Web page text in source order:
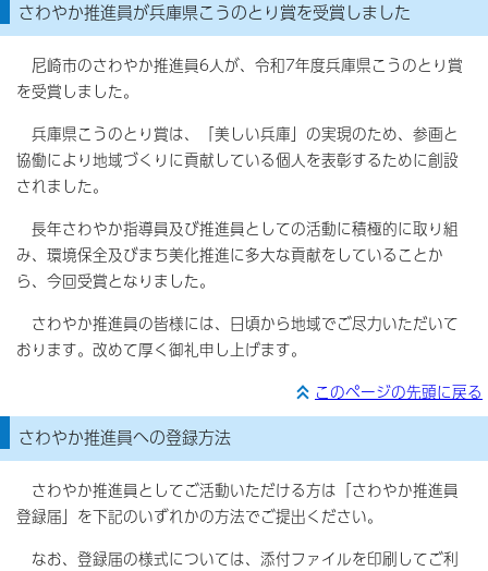
さわやか推進員が兵庫県こうのとり賞を受賞しました
尼崎市のさわやか推進員6人が、令和7年度兵庫県こうのとり賞
を受賞しました。
兵庫県こうのとり賞は、「美しい兵庫」の実現のため、参画と
協働により地域づくりに貢献している個人を表彰するために創設
されました。
長年さわやか指導員及び推進員としての活動に積極的に取り組
み、環境保全及びまち美化推進に多大な貢献をしていることか
ら、今回受賞となりました。
さわやか推進員の皆様には、日頃から地域でご尽力いただいて
おります。改めて厚く御礼申し上げます。
このページの先頭に戻る
さわやか推進員への登録方法
さわやか推進員としてご活動いただける方は「さわやか推進員
登録届」を下記のいずれかの方法でご提出ください。
なお、登録届の様式については、添付ファイルを印刷してご利